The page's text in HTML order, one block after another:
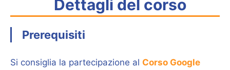
Dettagli del corso
Prerequisiti
Si consiglia la partecipazione al Corso Google